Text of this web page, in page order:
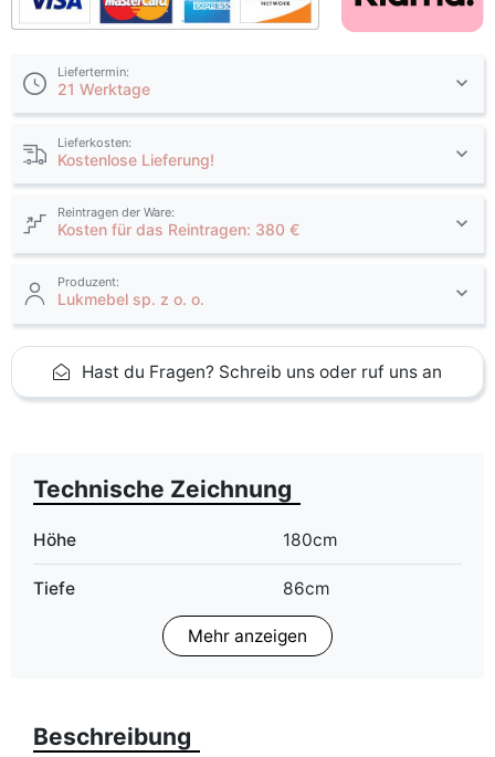
Liefertermin:
21 Werktage
Lieferkosten:
Kostenlose Lieferung!
Reintragen der Ware:
Kosten für das Reintragen: 380 €
Produzent:
Lukmebel sp. z o. o.
Hast du Fragen? Schreib uns oder ruf uns an
Technische Zeichnung
Höhe 180cm
Tiefe 86cm
blau
gelb
Mehr anzeigen
Beschreibung